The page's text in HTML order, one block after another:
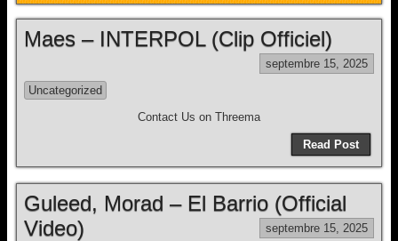
Maes – INTERPOL (Clip Officiel)
septembre 15, 2025
Uncategorized
Contact Us on Threema
Read Post
Guleed, Morad – El Barrio (Official
Video)
septembre 15, 2025